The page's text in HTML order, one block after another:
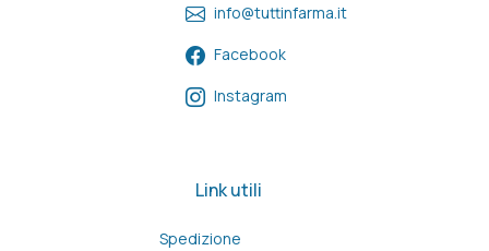
info@tuttinfarma.it
Facebook
Instagram
Link utili
Spedizione